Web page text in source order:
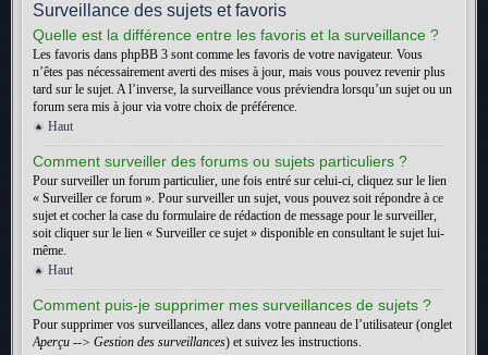
Surveillance des sujets et favoris
Quelle est la différence entre les favoris et la surveillance ?
Les favoris dans phpBB 3 sont comme les favoris de votre navigateur. Vous
n’êtes pas nécessairement averti des mises à jour, mais vous pouvez revenir plus
tard sur le sujet. A l’inverse, la surveillance vous préviendra lorsqu’un sujet ou un
forum sera mis à jour via votre choix de préférence.
Haut
Comment surveiller des forums ou sujets particuliers ?
Pour surveiller un forum particulier, une fois entré sur celui-ci, cliquez sur le lien
« Surveiller ce forum ». Pour surveiller un sujet, vous pouvez soit répondre à ce
sujet et cocher la case du formulaire de rédaction de message pour le surveiller,
soit cliquer sur le lien « Surveiller ce sujet » disponible en consultant le sujet lui-
même.
Haut
Comment puis-je supprimer mes surveillances de sujets ?
Pour supprimer vos surveillances, allez dans votre panneau de l’utilisateur (onglet
Aperçu --> Gestion des surveillances) et suivez les instructions.